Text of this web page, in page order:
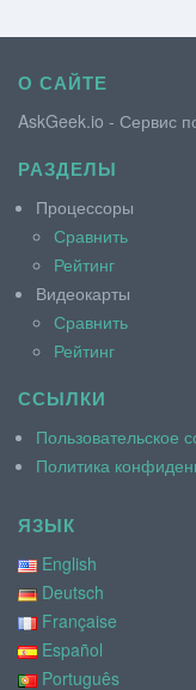
О САЙТЕ
AskGeek.io - Сервис
РАЗДЕЛЫ
Процессоры
Сравнить
Рейтинг
Видеокарты
Сравнить
Рейтинг
ССЫЛКИ
Пользовательское
Политика
ЯЗЫК
English
Deutsch
Française
Español
Português